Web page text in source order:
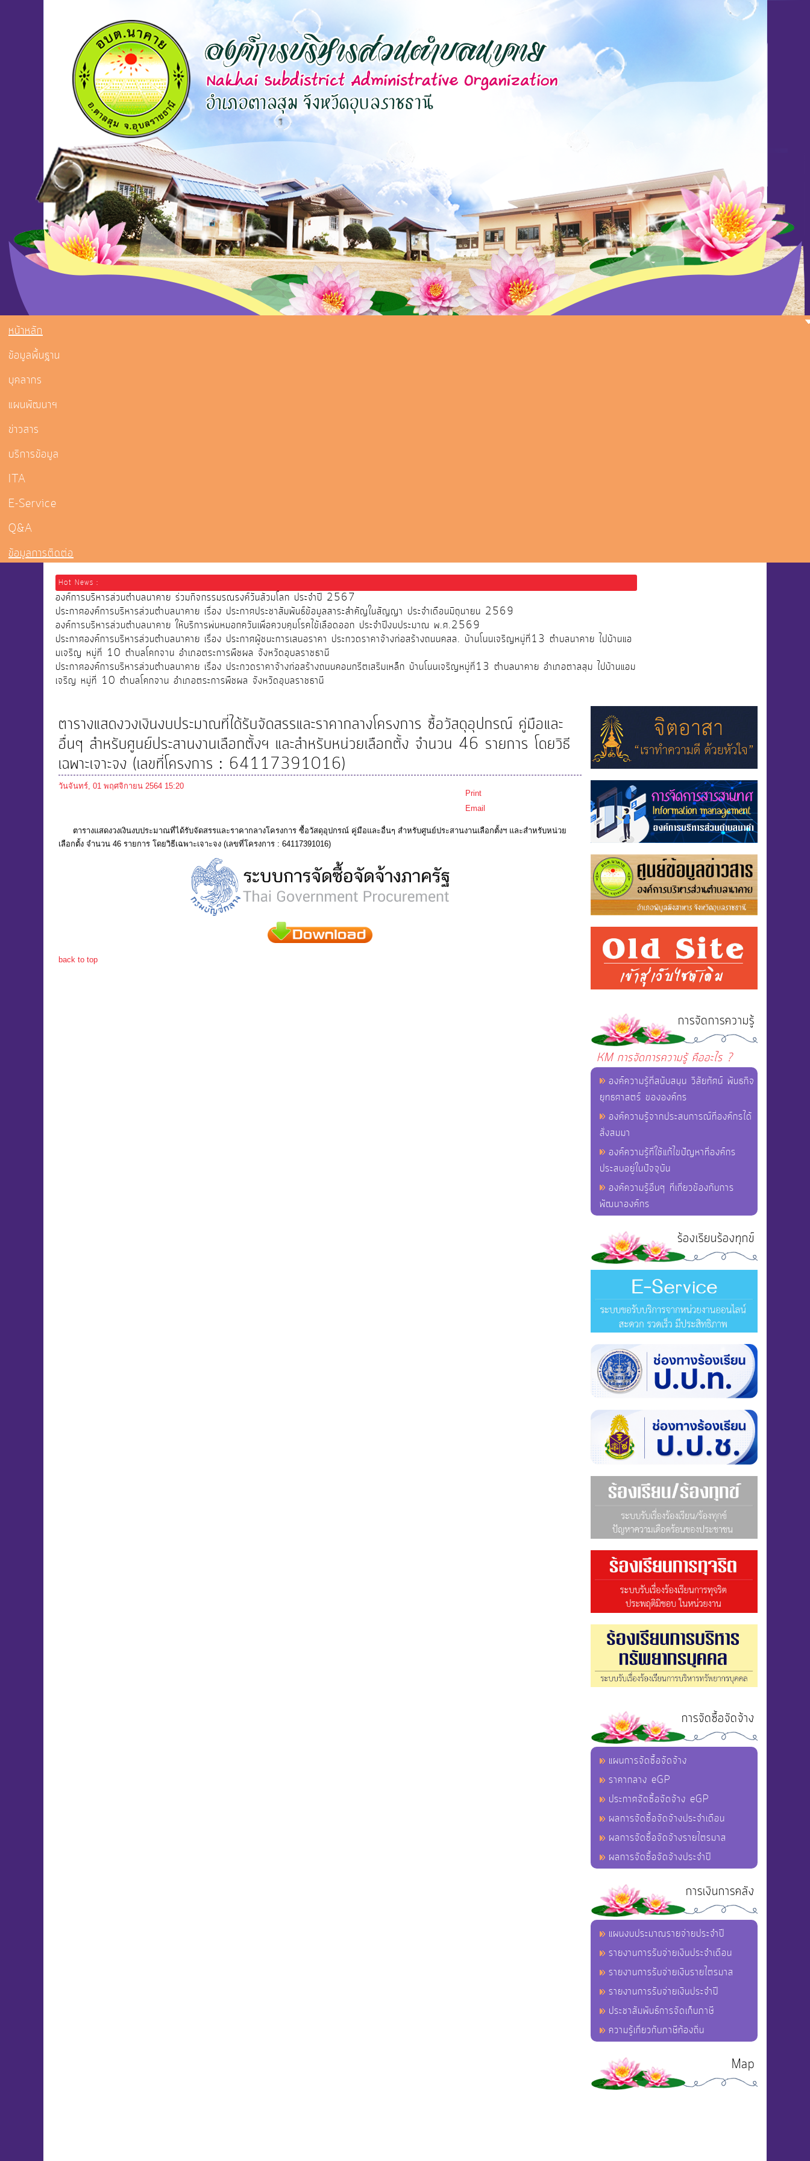
หน้าหลัก
ข้อมูลพื้นฐาน
บุคลากร
แผนพัฒนาฯ
ข่าวสาร
บริการข้อมูล
ITA
E-Service
Q&A
ข้อมูลการติดต่อ
Hot News :
องค์การบริหารส่วนตำบลนาคาย ร่วมกิจกรรมรณรงค์วันส้วมโลก ประจำปี 2567
ประกาศองค์การบริหารส่วนตำบลนาคาย เรื่อง ประกาศประชาสัมพันธ์ข้อมูลสาระสำคัญในสัญญา ประจำเดือนมิถุนายน 2569
องค์การบริหารส่วนตำบลนาคาย ให้บริการพ่นหมอกควันเพื่อควบคุมโรคไข้เลือดออก ประจำปีงบประมาณ พ.ศ.2569
ประกาศองค์การบริหารส่วนตำบลนาคาย เรื่อง ประกาศผู้ชนะการเสนอราคา ประกวดราคาจ้างก่อสร้างถนนคสล. บ้านโนนเจริญหมู่ที่13 ตำบลนาคาย ไปบ้านแอ
มเจริญ หมู่ที่ 10 ตำบลโคกจาน อำเภอตระการพืชผล จังหวัดอุบลราชธานี
ประกาศองค์การบริหารส่วนตำบลนาคาย เรื่อง ประกวดราคาจ้างก่อสร้างถนนคอนกรีตเสริมเหล็ก บ้านโนนเจริญหมู่ที่13 ตำบลนาคาย อำเภอตาลสุม ไปบ้านแอม
เจริญ หมู่ที่ 10 ตำบลโคกจาน อำเภอตระการพืชผล จังหวัดอุบลราชธานี
ตารางแสดงวงเงินงบประมาณที่ได้รับจัดสรรและราคากลางโครงการ ซื้อวัสดุอุปกรณ์ คู่มือและ
อื่นๆ สำหรับศูนย์ประสานงานเลือกตั้งฯ และสำหรับหน่วยเลือกตั้ง จำนวน 46 รายการ โดยวิธี
เฉพาะเจาะจง (เลขที่โครงการ : 64117391016)
วันจันทร์, 01 พฤศจิกายน 2564 15:20
Print
Email
ตารางแสดงวงเงินงบประมาณที่ได้รับจัดสรรและราคากลางโครงการ ซื้อวัสดุอุปกรณ์ คู่มือและอื่นๆ สำหรับศูนย์ประสานงานเลือกตั้งฯ และสำหรับหน่วย
เลือกตั้ง จำนวน 46 รายการ โดยวิธีเฉพาะเจาะจง (เลขที่โครงการ : 64117391016)
back to top
การจัดการความรู้
KM การจัดการความรู้ คืออะไร ?
องค์ความรู้ที่สนับสนุน วิสัยทัศน์ พันธกิจ
ยุทธศาสตร์ ขององค์กร
องค์ความรู้จากประสบการณ์ที่องค์กรได้
สั่งสมมา
องค์ความรู้ที่ใช้แก้ไขปัญหาที่องค์กร
ประสบอยู่ในปัจจุบัน
องค์ความรู้อื่นๆ ที่เกี่ยวข้องกับการ
พัฒนาองค์กร
ร้องเรียนร้องทุกข์
การจัดซื้อจัดจ้าง
แผนการจัดซื้อจัดจ้าง
ราคากลาง eGP
ประกาศจัดซื้อจัดจ้าง eGP
ผลการจัดซื้อจัดจ้างประจำเดือน
ผลการจัดซื้อจัดจ้างรายไตรมาส
ผลการจัดซื้อจัดจ้างประจำปี
การเงินการคลัง
แผนงบประมาณรายจ่ายประจำปี
รายงานการรับจ่ายเงินประจำเดือน
รายงานการรับจ่ายเงินรายไตรมาส
รายงานการรับจ่ายเงินประจำปี
ประชาสัมพันธ์การจัดเก็บภาษี
ความรู้เกี่ยวกับภาษีท้องถิ่น
Map